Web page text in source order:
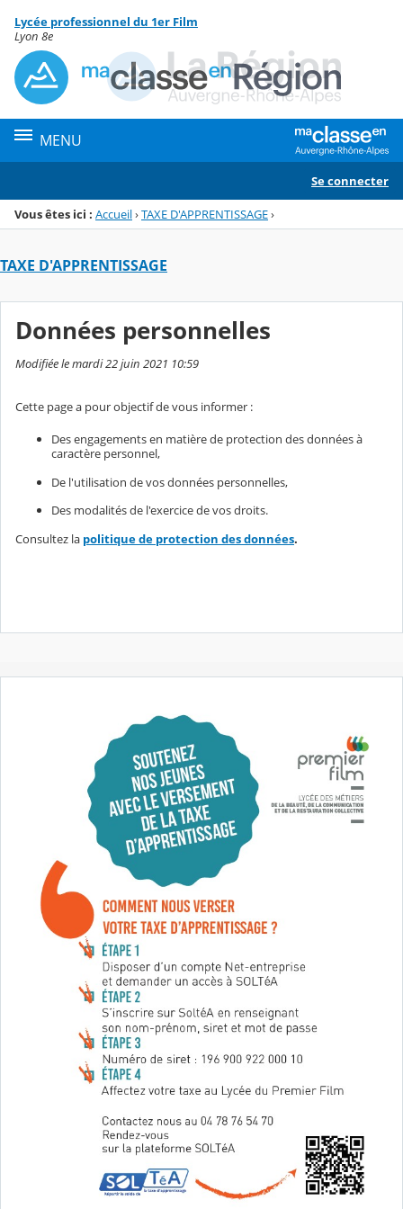
Menu de la rubrique
Contenu
Lycée professionnel du 1er Film
Lyon 8e
MENU
Se connecter
Vous êtes ici : Accueil›TAXE D'APPRENTISSAGE›
TAXE D'APPRENTISSAGE
Données personnelles
Modifiée le mardi 22 juin 2021 10:59
Cette page a pour objectif de vous informer :
Des engagements en matière de protection des données à
caractère personnel,
De l'utilisation de vos données personnelles,
Des modalités de l'exercice de vos droits.
Consultez la politique de protection des données.